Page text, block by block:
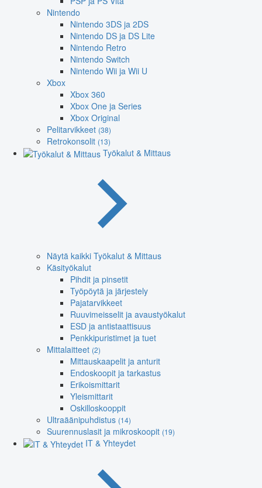
Nintendo
Nintendo 3DS ja 2DS
Nintendo DS ja DS Lite
Nintendo Retro
Nintendo Switch
Nintendo Wii ja Wii U
Xbox
Xbox 360
Xbox One ja Series
Xbox Original
Pelitarvikkeet (38)
Retrokonsolit (13)
Työkalut & Mittaus
Näytä kaikki Työkalut & Mittaus
Käsityökalut
Pihdit ja pinsetit
Työpöytä ja järjestely
Pajatarvikkeet
Ruuvimeisselit ja avaustyökalut
ESD ja antistaattisuus
Penkkipuristimet ja tuet
Mittalaitteet (2)
Mittauskaapelit ja anturit
Endoskoopit ja tarkastus
Erikoismittarit
Yleismittarit
Oskilloskooppit
Ultraäänipuhdistus (14)
Suurennuslasit ja mikroskoopit (19)
IT & Yhteydet